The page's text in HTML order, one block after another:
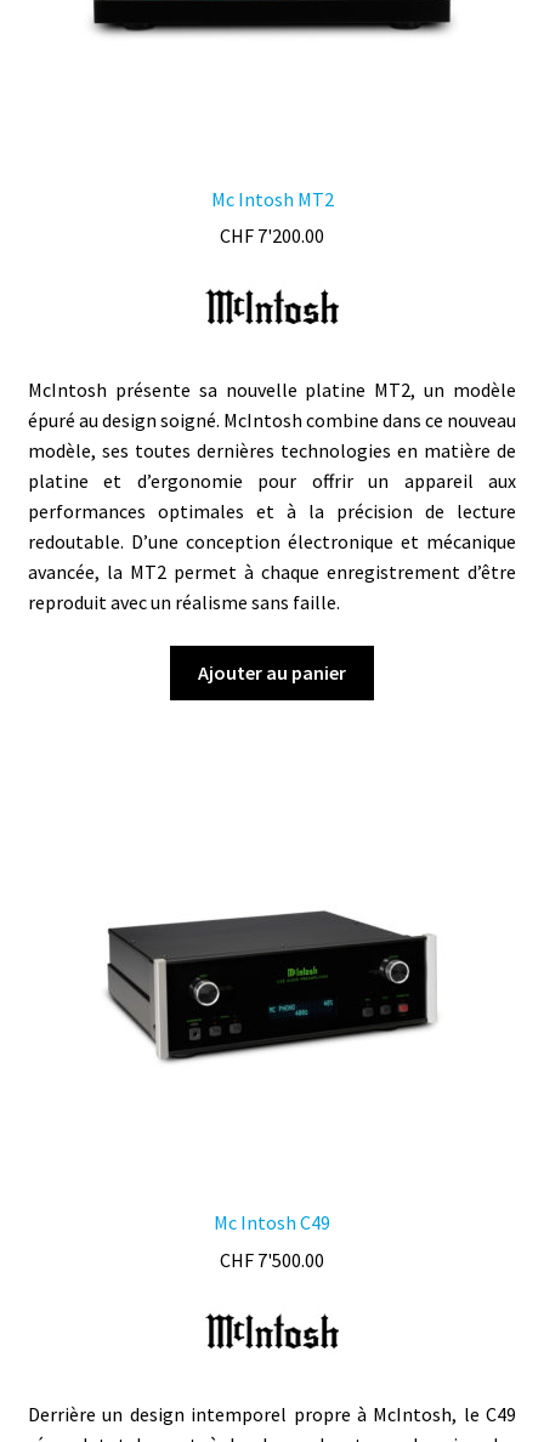
Mc Intosh MT2
CHF 7'200.00
McIntosh présente sa nouvelle platine MT2, un modèle
épuré au design soigné. McIntosh combine dans ce nouveau
modèle, ses toutes dernières technologies en matière de
platine et d’ergonomie pour offrir un appareil aux
performances optimales et à la précision de lecture
redoutable. D’une conception électronique et mécanique
avancée, la MT2 permet à chaque enregistrement d’être
reproduit avec un réalisme sans faille.
Ajouter au panier
Mc Intosh C49
CHF 7'500.00
Derrière un design intemporel propre à McIntosh, le C49